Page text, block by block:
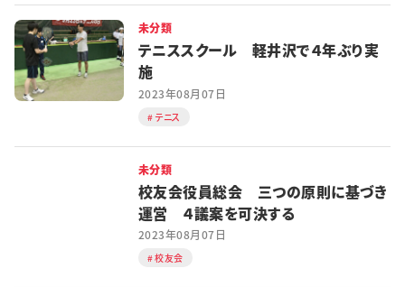
未分類
テニススクール 軽井沢で４年ぶり実
施
2023年08月07日
テニス
未分類
校友会役員総会 三つの原則に基づき
運営 ４議案を可決する
2023年08月07日
校友会